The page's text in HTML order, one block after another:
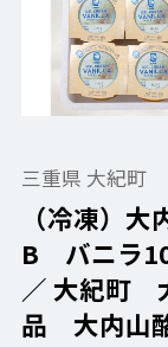
三重県 大紀町
（冷凍）
B バニラ
／ 大紀町
品 大内山